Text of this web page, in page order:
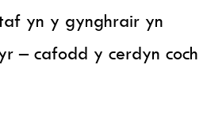
yn y gynghrair yn
– cafodd y cerdyn coch